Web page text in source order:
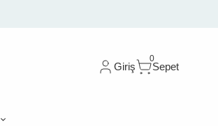
Giriş
0
Sepet